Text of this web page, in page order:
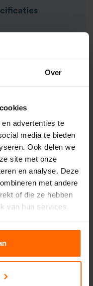
Over
advertenties te
media te bieden
Ook delen we
site met onze
en analyse. Deze
met andere
of die ze hebben
van hun services.
tussen
je daarbij een
Deze
dat jeflexibel
in de
die met een 48-